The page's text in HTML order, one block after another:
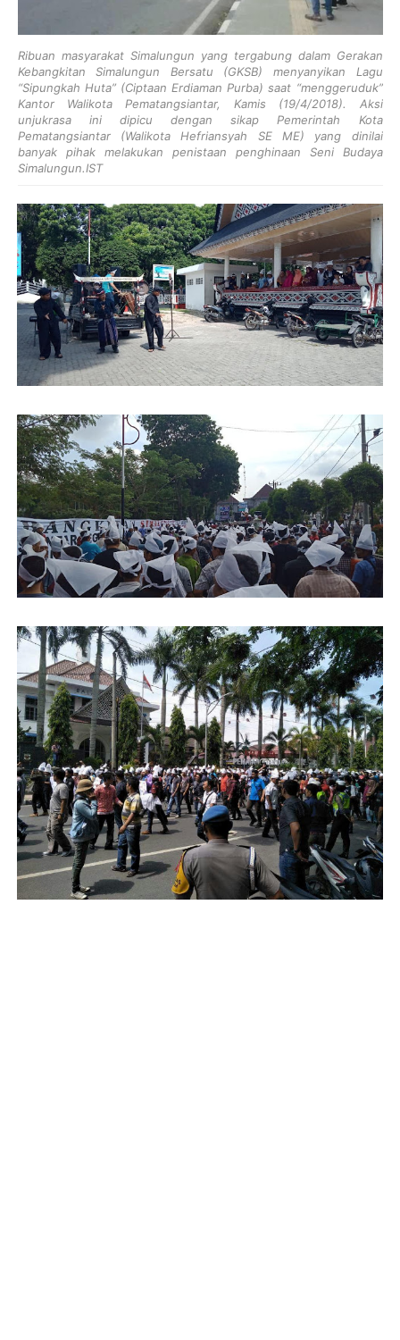
Ribuan masyarakat Simalungun yang tergabung dalam Gerakan
Kebangkitan Simalungun Bersatu (GKSB) menyanyikan Lagu
“Sipungkah Huta” (Ciptaan Erdiaman Purba) saat “menggeruduk”
Kantor Walikota Pematangsiantar, Kamis (19/4/2018). Aksi
unjukrasa ini dipicu dengan sikap Pemerintah Kota
Pematangsiantar (Walikota Hefriansyah SE ME) yang dinilai
banyak pihak melakukan penistaan penghinaan Seni Budaya
Simalungun.IST